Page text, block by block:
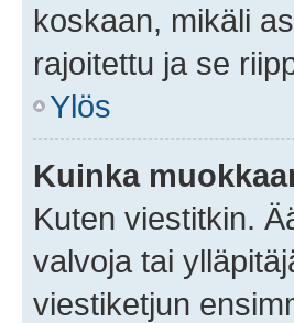
koskaan, mikäli
rajoitettu ja se
Ylös
Kuinka
Kuten viestitkin.
valvoja tai
viestiketjun